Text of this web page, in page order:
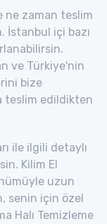
ne zaman teslim
İstanbul içi bazı
ve Türkiye'nin
bize
teslim edildikten
ile ilgili detaylı
Kilim El
uzun
senin için özel
Halı Temizleme